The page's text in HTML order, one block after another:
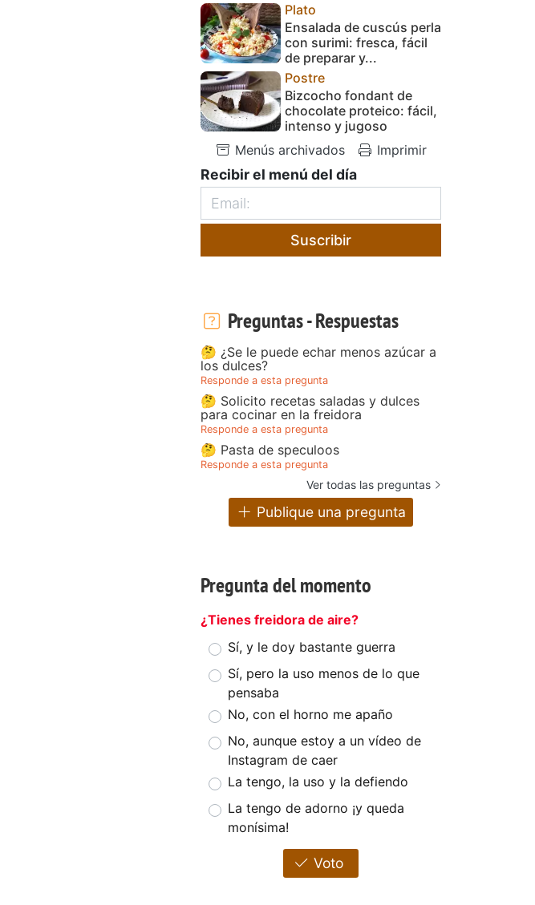
Plato
Ensalada de cuscús perla
con surimi: fresca, fácil
de preparar y...
Postre
Bizcocho fondant de
chocolate proteico: fácil,
intenso y jugoso
Menús archivados
Imprimir
Recibir el menú del día
Suscribir
Preguntas - Respuestas
🤔 ¿Se le puede echar menos azúcar a
los dulces?
Responde a esta pregunta
🤔 Solicito recetas saladas y dulces
para cocinar en la freidora
Responde a esta pregunta
🤔 Pasta de speculoos
Responde a esta pregunta
Ver todas las preguntas
Publique una pregunta
Pregunta del momento
¿Tienes freidora de aire?
Sí, y le doy bastante guerra
Sí, pero la uso menos de lo que
pensaba
No, con el horno me apaño
No, aunque estoy a un vídeo de
Instagram de caer
La tengo, la uso y la defiendo
La tengo de adorno ¡y queda
monísima!
Voto